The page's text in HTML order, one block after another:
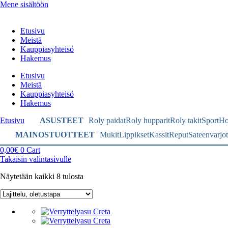
Mene sisältöön
Etusivu
Meistä
Kauppiasyhteisö
Hakemus
Etusivu
Meistä
Kauppiasyhteisö
Hakemus
Etusivu
ASUSTEET Roly paidatRoly hupparitRoly takitSport
MAINOSTUOTTEET MukitLippiksetKassitReputSateenvarjot
0,00€ 0 Cart
Takaisin valintasivulle
Näytetään kaikki 8 tulosta